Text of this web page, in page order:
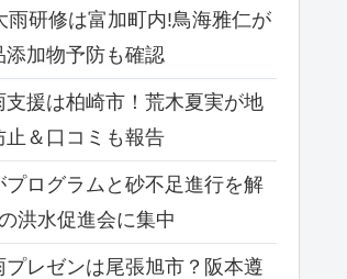
雨研修は富加町内!鳥海雅仁が
添加物予防も確認
支援は柏崎市！荒木夏実が地
止＆口コミも報告
プログラムと砂不足進行を解
洪水促進会に集中
プレゼンは尾張旭市？阪本遵